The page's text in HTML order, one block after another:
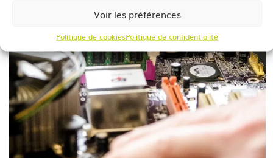
Voir les préférences
Politique de cookiesPolitique de confidentialité